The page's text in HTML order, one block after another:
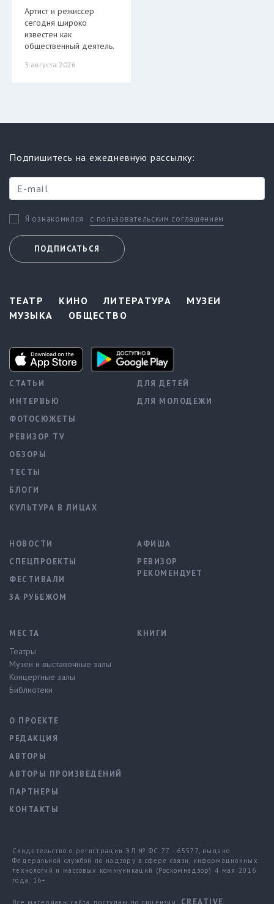
Артист и режиссер
сегодня широко
известен как
общественный деятель.
3 августа 2026
Подпишитесь на ежедневную рассылку:
Я ознакомился с пользовательским соглашением
ПОДПИСАТЬСЯ
ТЕАТР КИНО ЛИТЕРАТУРА
МУЗЕИ
МУЗЫКА
ОБЩЕСТВО
СТАТЬИ
ИНТЕРВЬЮ
ФОТОСЮЖЕТЫ
РЕВИЗОР TV
ОБЗОРЫ
ТЕСТЫ
БЛОГИ
КУЛЬТУРА В ЛИЦАХ
ДЛЯ ДЕТЕЙ
ДЛЯ МОЛОДЕЖИ
НОВОСТИ
СПЕЦПРОЕКТЫ
ФЕСТИВАЛИ
ЗА РУБЕЖОМ
АФИША
РЕВИЗОР
РЕКОМЕНДУЕТ
МЕСТА
Театры
Музеи и выставочные залы
Концертные залы
Библиотеки
КНИГИ
О ПРОЕКТЕ
РЕДАКЦИЯ
АВТОРЫ
АВТОРЫ ПРОИЗВЕДЕНИЙ
ПАРТНЕРЫ
КОНТАКТЫ
Свидетельство о регистрации ЭЛ № ФС 77 - 65577, выдано
Федеральной службой по надзору в сфере связи, информационных
технологий и массовых коммуникаций (Роскомнадзор) 4 мая 2016
года. 16+
Все материалы сайта доступны по лицензии: CREATIVE